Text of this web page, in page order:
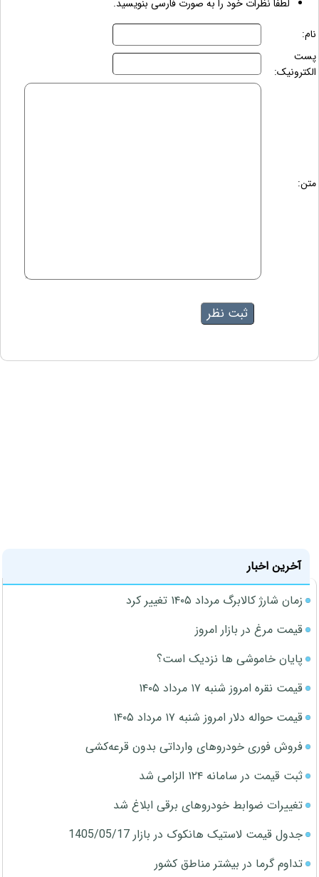
لطفاً نظرات خود را به صورت فارسی بنویسید.
نام:
پست
الکترونیک:
متن:
آخرین اخبار
زمان شارژ کالابرگ مرداد ۱۴۰۵ تغییر کرد
قیمت مرغ در بازار امروز
پایان خاموشی ها نزدیک است؟
قیمت نقره امروز شنبه ۱۷ مرداد ۱۴۰۵
قیمت حواله دلار امروز شنبه ۱۷ مرداد ۱۴۰۵
فروش فوری خودروهای وارداتی بدون قرعه‌کشی
ثبت قیمت در سامانه ۱۲۴ الزامی شد
تغییرات ضوابط خودروهای برقی ابلاغ شد
جدول قیمت لاستیک هانکوک در بازار 1405/05/17
تداوم گرما در بیشتر مناطق کشور